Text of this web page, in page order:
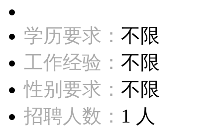
学历要求： 不限
工作经验： 不限
性别要求： 不限
招聘人数： 1 人